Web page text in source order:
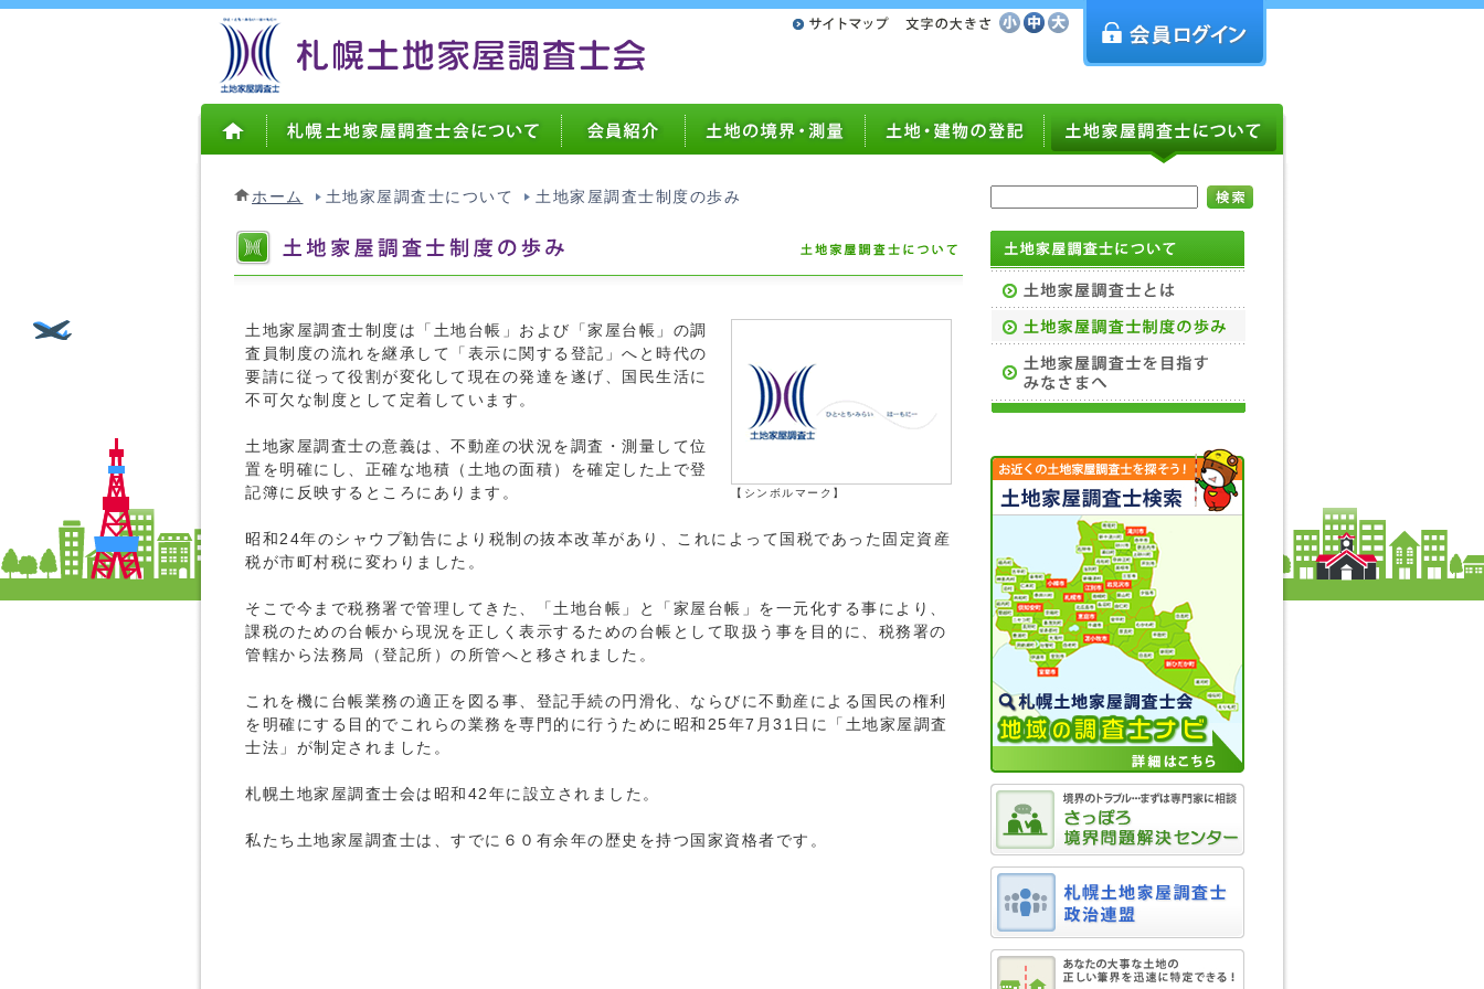
ホーム 土地家屋調査士について 土地家屋調査士制度の歩み
【シンボルマーク】
土地家屋調査士制度は「土地台帳」および「家屋台帳」の調
査員制度の流れを継承して「表示に関する登記」へと時代の
要請に従って役割が変化して現在の発達を遂げ、国民生活に
不可欠な制度として定着しています。
土地家屋調査士の意義は、不動産の状況を調査・測量して位
置を明確にし、正確な地積（土地の面積）を確定した上で登
記簿に反映するところにあります。
昭和24年のシャウプ勧告により税制の抜本改革があり、これによって国税であった固定資産
税が市町村税に変わりました。
そこで今まで税務署で管理してきた、「土地台帳」と「家屋台帳」を一元化する事により、
課税のための台帳から現況を正しく表示するための台帳として取扱う事を目的に、税務署の
管轄から法務局（登記所）の所管へと移されました。
これを機に台帳業務の適正を図る事、登記手続の円滑化、ならびに不動産による国民の権利
を明確にする目的でこれらの業務を専門的に行うために昭和25年7月31日に「土地家屋調査
士法」が制定されました。
札幌土地家屋調査士会は昭和42年に設立されました。
私たち土地家屋調査士は、すでに６０有余年の歴史を持つ国家資格者です。